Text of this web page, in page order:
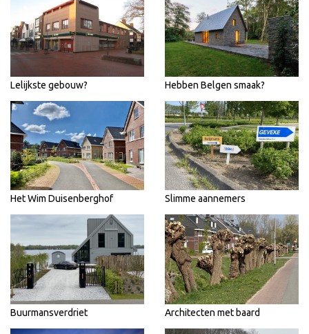
Lelijkste gebouw? Hebben Belgen smaak?
Het Wim Duisenberghof Slimme aannemers
Buurmansverdriet Architecten met baard